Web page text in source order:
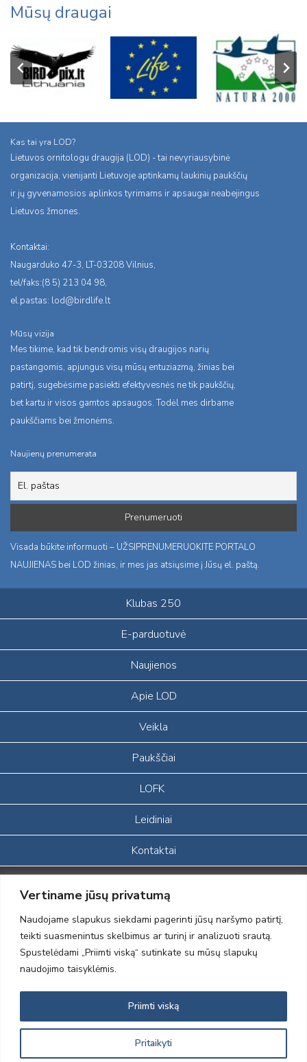
Vertiname jūsų privatumą
Naudojame slapukus siekdami pagerinti jūsų naršymo patirtį,
teikti suasmenintus skelbimus ar turinį ir analizuoti srautą.
Spustelėdami „Priimti viską“ sutinkate su mūsų slapukų
naudojimo taisyklėmis.
Pritaikyti
Priimti viską
Mūsų draugai
Kas tai yra LOD?
Lietuvos ornitologu draugija (LOD) - tai nevyriausybinė
organizacija, vienijanti Lietuvoje aptinkamų laukinių paukščių
ir jų gyvenamosios aplinkos tyrimams ir apsaugai neabejingus
Lietuvos žmones.
Kontaktai:
Naugarduko 47-3, LT-03208 Vilnius,
tel/faks:(8 5) 213 04 98,
el.pastas: lod@birdlife.lt
Mūsų vizija
Mes tikime, kad tik bendromis visų draugijos narių
pastangomis, apjungus visų mūsų entuziazmą, žinias bei
patirtį, sugebėsime pasiekti efektyvesnės ne tik paukščių,
bet kartu ir visos gamtos apsaugos. Todėl mes dirbame
paukščiams bei žmonėms.
Naujienų prenumerata
Visada būkite informuoti – UŽSIPRENUMERUOKITE PORTALO
NAUJIENAS bei LOD žinias, ir mes jas atsiųsime į Jūsų el. paštą.
Klubas 250
E-parduotuvė
Naujienos
Apie LOD
Veikla
Paukščiai
LOFK
Leidiniai
Kontaktai
Portalas sukurtas įgyvendinant Lietuvos Respublikos, Europos
ekonominės erdvės ir Norvegijos finansinių mechanizmų iš dalies
finansuojamą paprojektį
„LOD visuomeninės /gamtosauginės veiklos sustiprinimas ir įvaizdžio
formavimas įtraukiant visuomenę į aplinkosauginių tyrimų veiklą“
(paprojekčio
įgyvendinimo sutarties numeris 2004-LT0008-NVO-1EEE/NOR-02-
2012 © Lietuvos Ornitologų Draugija © 2014, Visos teisės saugomos